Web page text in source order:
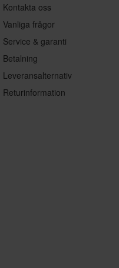
Kontakta oss
Vanliga frågor
Service & garanti
Betalning
Leveransalternativ
Returinformation